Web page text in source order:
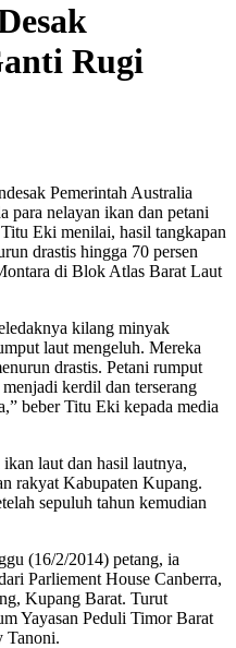
Rugi
Pemerintah Australia
para nelayan ikan dan petani
Eki menilai, hasil tangkapan
drastis hingga 70 persen
di Blok Atlas Barat Laut
kilang minyak
laut mengeluh. Mereka
drastis. Petani rumput
kerdil dan terserang
beber Titu Eki kepada media
laut dan hasil lautnya,
rakyat Kabupaten Kupang.
sepuluh tahun kemudian
(16/2/2014) petang, ia
Parliement House Canberra,
Kupang Barat. Turut
Yayasan Peduli Timor Barat
Tanoni.